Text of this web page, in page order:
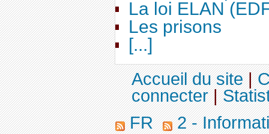
La loi ELAN
Les prisons
[...]
Accueil du site|
connecter|
FR
2 -